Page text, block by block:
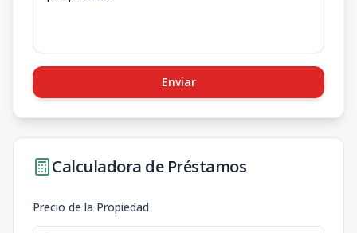
Enviar
Calculadora de Préstamos
Precio de la Propiedad